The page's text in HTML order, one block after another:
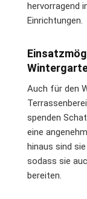
hervorragend
Einrichtungen.
Auch für den
spenden
eine
hinaus sind
sodass sie
bereiten.